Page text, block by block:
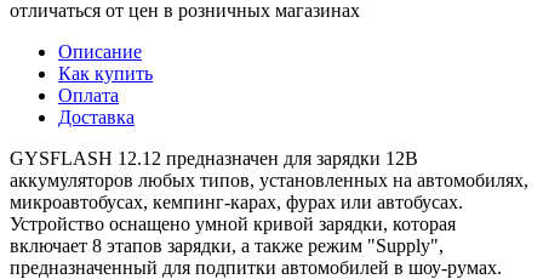
отличаться от цен в розничных магазинах
Описание
Как купить
Оплата
Доставка
GYSFLASH 12.12 предназначен для зарядки 12В
аккумуляторов любых типов, установленных на автомобилях,
микроавтобусах, кемпинг-карах, фурах или автобусах.
Устройство оснащено умной кривой зарядки, которая
включает 8 этапов зарядки, а также режим "Supply",
предназначенный для подпитки автомобилей в шоу-румах.